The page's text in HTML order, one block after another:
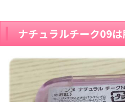
ナチュラルチーク09は